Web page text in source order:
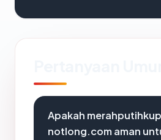
Apakah
notlong.com aman